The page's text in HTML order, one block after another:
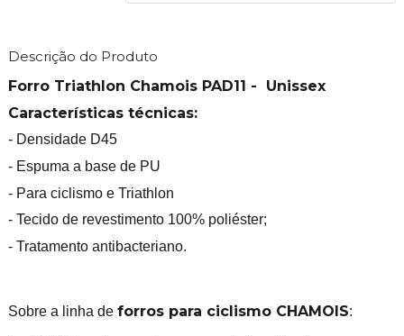
Descrição do Produto
Forro Triathlon Chamois PAD11 - Unissex
Características técnicas:
- Densidade D45
- Espuma a base de PU
- Para ciclismo e Triathlon
- Tecido de revestimento 100% poliéster;
- Tratamento antibacteriano.
Sobre a linha de forros para ciclismo CHAMOIS: